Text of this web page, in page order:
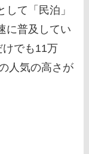
て「民泊」
に普及してい
けでも11万
人気の高さが